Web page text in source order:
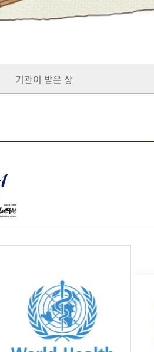
기관이 받은 상